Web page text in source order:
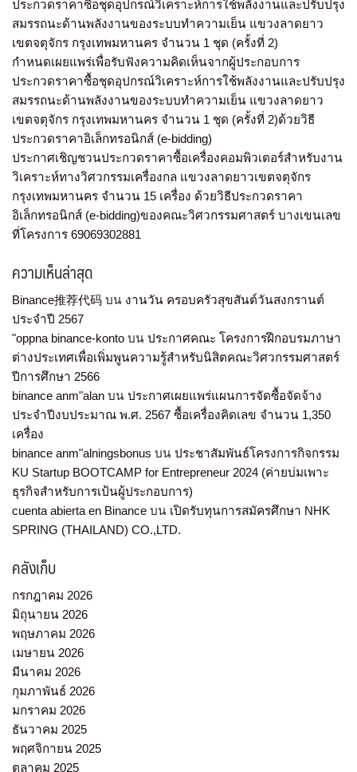
ประกวดราคาซื้อชุดอุปกรณ์วิเคราะห์การใช้พลังงานและปรับปรุง
สมรรถนะด้านพลังงานของระบบทำความเย็น แขวงลาดยาว
เขตจตุจักร กรุงเทพมหานคร จำนวน 1 ชุด (ครั้งที่ 2)
กำหนดเผยแพร่เพื่อรับฟังความคิดเห็นจากผู้ประกอบการ
ประกวดราคาซื้อชุดอุปกรณ์วิเคราะห์การใช้พลังงานและปรับปรุง
สมรรถนะด้านพลังงานของระบบทำความเย็น แขวงลาดยาว
เขตจตุจักร กรุงเทพมหานคร จำนวน 1 ชุด (ครั้งที่ 2)ด้วยวิธี
ประกวดราคาอิเล็กทรอนิกส์ (e-bidding)
ประกาศเชิญชวนประกวดราคาซื้อเครื่องคอมพิวเตอร์สำหรับงาน
วิเคราะห์ทางวิศวกรรมเครื่องกล แขวงลาดยาวเขตจตุจักร
กรุงเทพมหานคร จำนวน 15 เครื่อง ด้วยวิธีประกวดราคา
อิเล็กทรอนิกส์ (e-bidding)ของคณะวิศวกรรมศาสตร์ บางเขนเลข
ที่โครงการ 69069302881
ความเห็นล่าสุด
Binance推荐代码 บน งานวัน ครอบครัวสุขสันต์วันสงกรานต์
ประจำปี 2567
"oppna binance-konto บน ประกาศคณะ โครงการฝึกอบรมภาษา
ต่างประเทศเพื่อเพิ่มพูนความรู้สำหรับนิสิตคณะวิศวกรรมศาสตร์
ปีการศึกษา 2566
binance anm"alan บน ประกาศเผยแพร่แผนการจัดซื้อจัดจ้าง
ประจำปีงบประมาณ พ.ศ. 2567 ซื้อเครื่องคิดเลข จำนวน 1,350
เครื่อง
binance anm"alningsbonus บน ประชาสัมพันธ์โครงการกิจกรรม
KU Startup BOOTCAMP for Entrepreneur 2024 (ค่ายบ่มเพาะ
ธุรกิจสำหรับการเป้นผู้ประกอบการ)
cuenta abierta en Binance บน เปิดรับทุนการสมัครศึกษา NHK
SPRING (THAILAND) CO.,LTD.
คลังเก็บ
กรกฎาคม 2026
มิถุนายน 2026
พฤษภาคม 2026
เมษายน 2026
มีนาคม 2026
กุมภาพันธ์ 2026
มกราคม 2026
ธันวาคม 2025
พฤศจิกายน 2025
ตุลาคม 2025